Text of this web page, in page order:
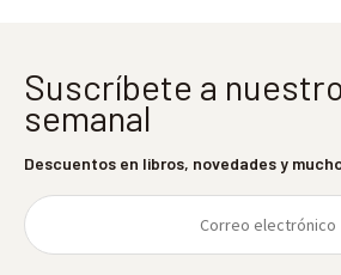
Suscríbete a
semanal
Descuentos en libros, novedades y